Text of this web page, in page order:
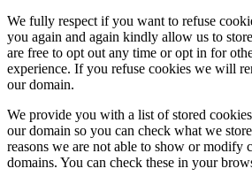
We fully respect if you want to refuse
you again and again kindly allow us to
are free to opt out any time or opt in for
experience. If you refuse cookies we will
our domain.
We provide you with a list of stored
our domain so you can check what we
reasons we are not able to show or modify
domains. You can check these in your